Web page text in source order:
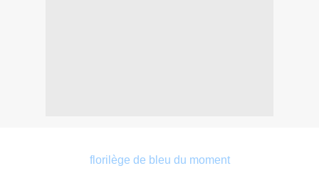
florilège de bleu du moment